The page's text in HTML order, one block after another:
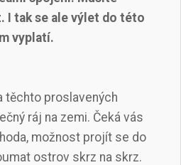
I tak se ale výlet do této
vyplatí.
těchto proslavených
ráj na zemi. Čeká vás
možnost projít se do
ostrov skrz na skrz.